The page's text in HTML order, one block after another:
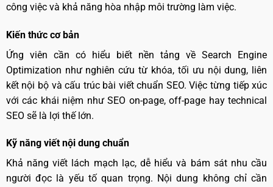
công việc và khả năng hòa nhập môi trường làm việc.
Kiến thức cơ bản
Ứng viên cần có hiểu biết nền tảng về Search Engine
Optimization như nghiên cứu từ khóa, tối ưu nội dung, liên
kết nội bộ và cấu trúc bài viết chuẩn SEO. Việc từng tiếp xúc
với các khái niệm như SEO on-page, off-page hay technical
SEO sẽ là lợi thế lớn.
Kỹ năng viết nội dung chuẩn
Khả năng viết lách mạch lạc, dễ hiểu và bám sát nhu cầu
người đọc là yếu tố quan trọng. Nội dung không chỉ cần